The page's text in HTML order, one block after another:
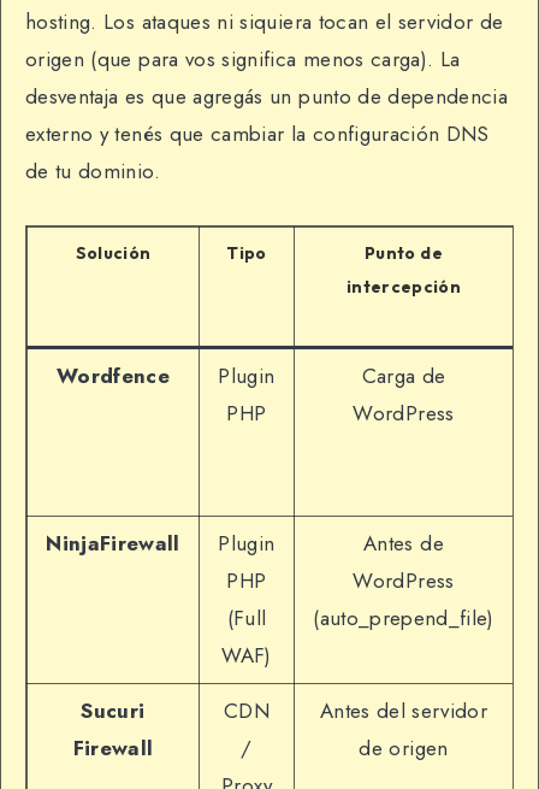
hosting. Los ataques ni siquiera tocan el servidor de
origen (que para vos significa menos carga). La
desventaja es que agregás un punto de dependencia
externo y tenés que cambiar la configuración DNS
de tu dominio.
Solución Tipo
Punto de
intercepción
Wordfence
Plugin
PHP
Carga de
WordPress
NinjaFirewall
Plugin
PHP
(Full
WAF)
Antes de
WordPress
(auto_prepend_file)
Sucuri
Firewall
CDN
/
Antes del servidor
de origen